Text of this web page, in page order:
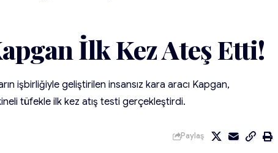
İlk Kez Ateş Etti!
işbirliğiyle geliştirilen insansız kara aracı Kapgan,
tüfekle ilk kez atış testi gerçekleştirdi.
Paylaş